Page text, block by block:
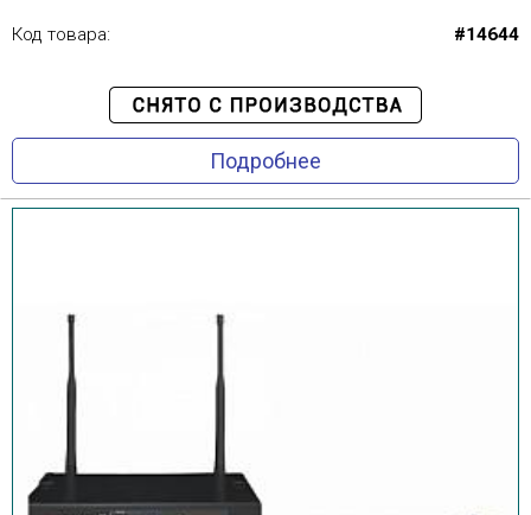
Код товара: #14644
Подробнее